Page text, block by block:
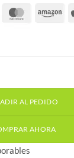
Motorline
AL PEDIDO
AHORA